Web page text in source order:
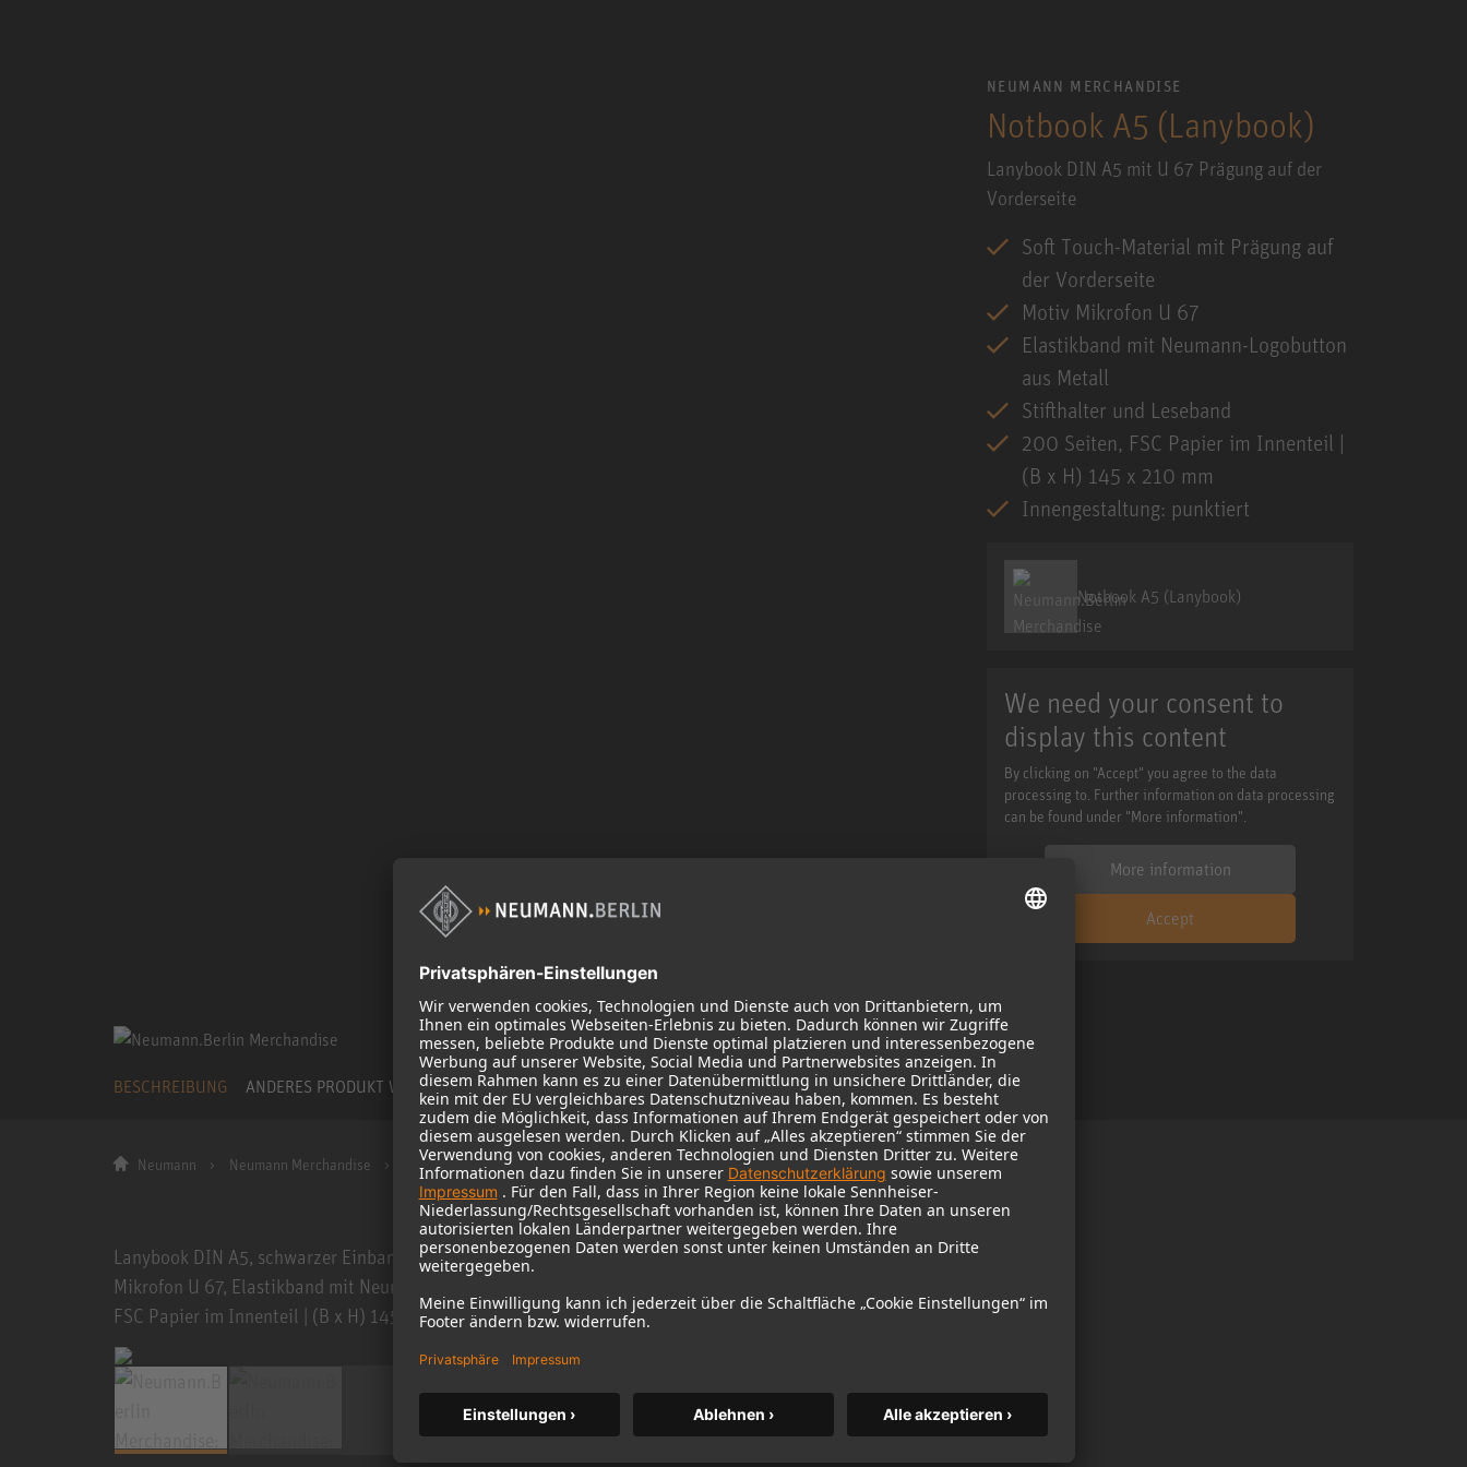
NEUMANN MERCHANDISE
Notbook A5 (Lanybook)
Lanybook DIN A5 mit U 67 Prägung auf der
Vorderseite
Soft Touch-Material mit Prägung auf
der Vorderseite
Motiv Mikrofon U 67
Elastikband mit Neumann-Logobutton
aus Metall
Stifthalter und Leseband
200 Seiten, FSC Papier im Innenteil |
(B x H) 145 x 210 mm
Innengestaltung: punktiert
Notbook A5 (Lanybook)
We need your consent to
display this content
By clicking on "Accept" you agree to the data
processing to. Further information on data processing
can be found under "More information".
More information
Accept
BESCHREIBUNG ANDERES PRODUKT WÄHLEN
Neumann Neumann Merchandise Notebook A5 (Lanybook)
Lanybook DIN A5, schwarzer Einband, Soft Touch-Material, mit Prägung auf der Vorderseite, Motiv
Mikrofon U 67, Elastikband mit Neumann-Logobutton aus Metall, Stifthalter und Leseband, 200 Seiten,
FSC Papier im Innenteil | (B x H) 145 x 210 mm